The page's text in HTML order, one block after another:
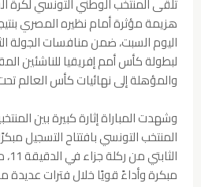
هزيمة مؤثرة أمام نظيره المصري
اليوم السبت، ضمن منافسات الجولة
لبطولة كأس أمم إفريقيا للناشئين
والمؤهلة إلى نهائيات كأس العالم تحت 17
وشهدت المباراة إثارة كبيرة بين
المنتخب التونسي بافتتاح التسجيل
مبكرة وأداءً قويًا خلال فترات عديدة